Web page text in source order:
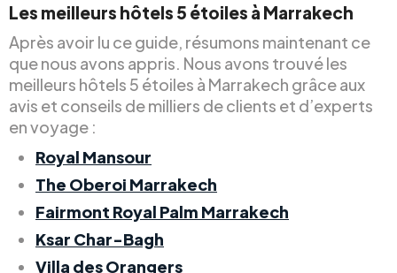
Les meilleurs hôtels 5 étoiles à Marrakech
Après avoir lu ce guide, résumons maintenant ce
que nous avons appris. Nous avons trouvé les
meilleurs hôtels 5 étoiles à Marrakech grâce aux
avis et conseils de milliers de clients et d’experts
en voyage :
Royal Mansour
The Oberoi Marrakech
Fairmont Royal Palm Marrakech
Ksar Char-Bagh
Villa des Orangers